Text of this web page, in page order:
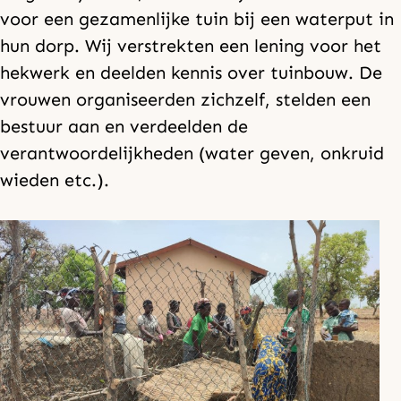
voor een gezamenlijke tuin bij een waterput in
hun dorp. Wij verstrekten een lening voor het
hekwerk en deelden kennis over tuinbouw. De
vrouwen organiseerden zichzelf, stelden een
bestuur aan en verdeelden de
verantwoordelijkheden (water geven, onkruid
wieden etc.).